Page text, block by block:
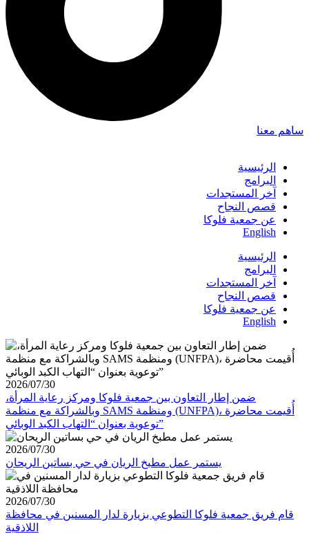
ساهم معنا
الرئيسية
البرامج
آخر المستجدات
قصص النجاح
عن جمعية فلوكا
English
الرئيسية
البرامج
آخر المستجدات
قصص النجاح
عن جمعية فلوكا
English
2026/07/30
ضمن إطار التعاون بين جمعية فلوكا ومركز رعاية المرأة،
وبالشراكة مع منظمة SAMS ومنظمة (UNFPA)، أُقيمت محاضرة
توعوية بعنوان “التهاب الكبد الوبائي”
2026/07/30
يستمر عمل مطبخ الريان في حي بساتين الريحان
2026/07/30
قام فريق جمعية فلوكا التطوعي بزيارة لدار المسنين في محافظة
اللاذقية